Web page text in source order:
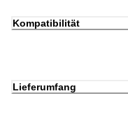
Kompatibilität
Lieferumfang